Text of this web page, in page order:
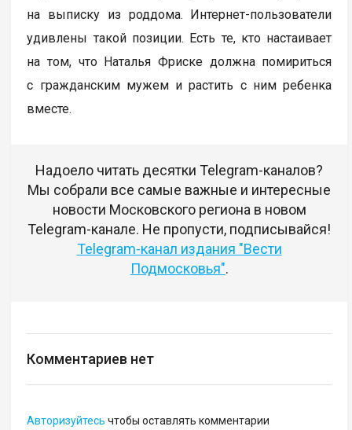
на выписку из роддома. Интернет-пользователи
удивлены такой позиции. Есть те, кто настаивает
на том, что Наталья Фриске должна помириться
с гражданским мужем и растить с ним ребенка
вместе.
Надоело читать десятки Telegram-каналов?
Мы собрали все самые важные и интересные
новости Московского региона в новом
Telegram-канале. Не пропусти, подписывайся!
Telegram-канал издания "Вести
Подмосковья".
Комментариев нет
Авторизуйтесь чтобы оставлять комментарии